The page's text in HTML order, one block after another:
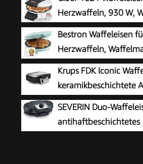
Herzwaffeln, 930 W,
cm, stufenlos
Bräunungsgrad, weiß, Metall
Bestron Waffeleisen
Herzwaffeln,
Antihaftbeschichtung
Herzform, Retro Design, 700
Krups FDK Iconic
keramikbeschichtete
ikonisches Design,
Aufbewahrung,
Schwarz/Edelstahl, FDK261
SEVERIN Duo-
antihaftbeschichtetes